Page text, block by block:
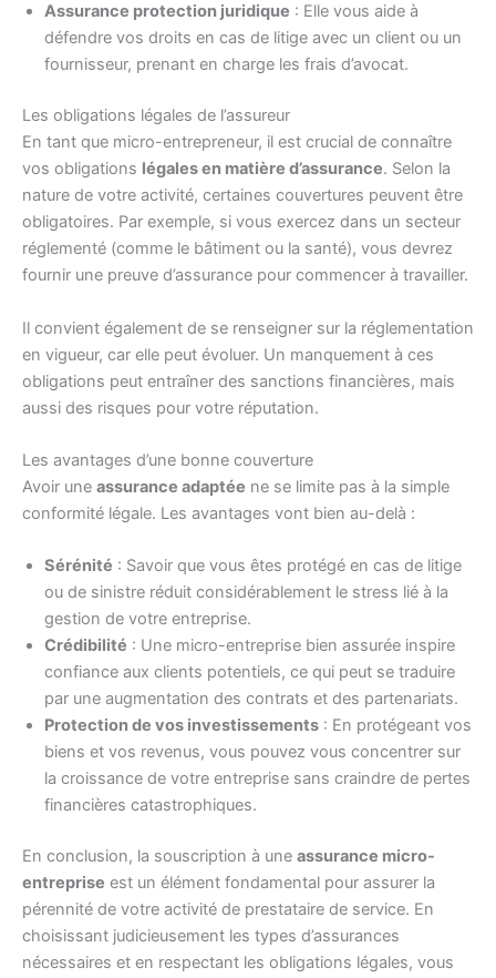
Assurance protection juridique : Elle vous aide à
défendre vos droits en cas de litige avec un client ou un
fournisseur, prenant en charge les frais d’avocat.
Les obligations légales de l’assureur
En tant que micro-entrepreneur, il est crucial de connaître
vos obligations légales en matière d’assurance. Selon la
nature de votre activité, certaines couvertures peuvent être
obligatoires. Par exemple, si vous exercez dans un secteur
réglementé (comme le bâtiment ou la santé), vous devrez
fournir une preuve d’assurance pour commencer à travailler.
Il convient également de se renseigner sur la réglementation
en vigueur, car elle peut évoluer. Un manquement à ces
obligations peut entraîner des sanctions financières, mais
aussi des risques pour votre réputation.
Les avantages d’une bonne couverture
Avoir une assurance adaptée ne se limite pas à la simple
conformité légale. Les avantages vont bien au-delà :
Sérénité : Savoir que vous êtes protégé en cas de litige
ou de sinistre réduit considérablement le stress lié à la
gestion de votre entreprise.
Crédibilité : Une micro-entreprise bien assurée inspire
confiance aux clients potentiels, ce qui peut se traduire
par une augmentation des contrats et des partenariats.
Protection de vos investissements : En protégeant vos
biens et vos revenus, vous pouvez vous concentrer sur
la croissance de votre entreprise sans craindre de pertes
financières catastrophiques.
En conclusion, la souscription à une assurance micro-
entreprise est un élément fondamental pour assurer la
pérennité de votre activité de prestataire de service. En
choisissant judicieusement les types d’assurances
nécessaires et en respectant les obligations légales, vous